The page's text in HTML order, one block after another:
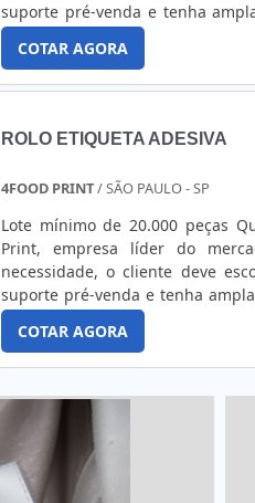
suporte pré-venda e tenha ampla
SOBRE RÓTULOS
comprometida com seus
COTAR AGORA
ROLO ETIQUETA ADESIVA
4FOOD PRINT/ SÃO PAULO - SP
Lote mínimo de 20.000 peças
Print, empresa líder do
necessidade, o cliente deve
suporte pré-venda e tenha
adesiva, na 4Food Print o
final.MAIS DETALHES
COTAR AGORA